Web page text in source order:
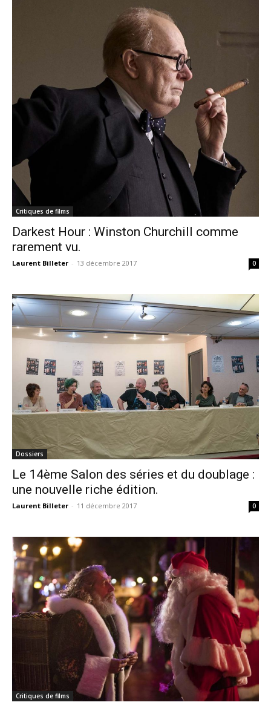
Critiques de films
Darkest Hour : Winston Churchill comme
rarement vu.
Laurent Billeter - 13 décembre 2017 0
Dossiers
Le 14ème Salon des séries et du doublage :
une nouvelle riche édition.
Laurent Billeter - 11 décembre 2017 0
Critiques de films